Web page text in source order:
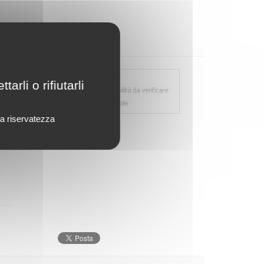
o rifiutarli
riservatezza